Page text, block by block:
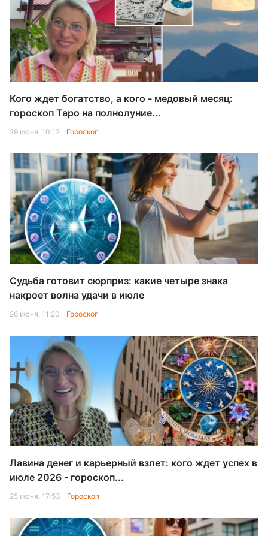
Кого ждет богатство, а кого - медовый месяц:
гороскоп Таро на полнолуние...
29 июня, 10:12 Гороскоп
Судьба готовит сюрприз: какие четыре знака
накроет волна удачи в июле
26 июня, 11:20 Гороскоп
Лавина денег и карьерный взлет: кого ждет успех в
июле 2026 - гороскоп...
25 июня, 17:53 Гороскоп